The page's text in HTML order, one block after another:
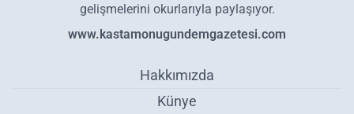
gelişmelerini okurlarıyla paylaşıyor.
www.kastamonugundemgazetesi.com
Hakkımızda
Künye